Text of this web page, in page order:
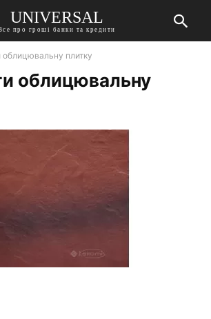
UNIVERSAL
про гроші банки та кредити
облицювальну плитку
облицювальну